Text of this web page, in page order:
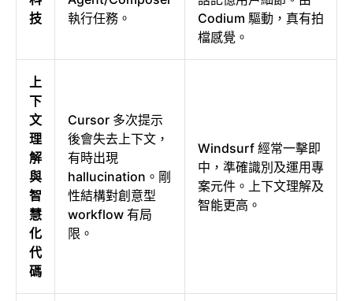
技
執行任務。
Codium 驅動，真有拍
檔感覺。
上
下
文
理
解
與
智
慧
化
代
碼
Cursor 多次提示
後會失去上下文，
有時出現
hallucination。剛
性結構對創意型
workflow 有局
限。
Windsurf 經常一擊即
中，準確識別及運用專
案元件。上下文理解及
智能更高。